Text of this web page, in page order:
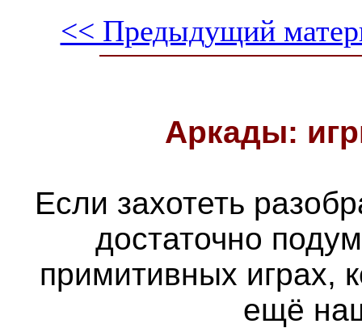
<< Предыдущий
Аркады:
Если захотеть
достаточно
примитивных играх,
ещё